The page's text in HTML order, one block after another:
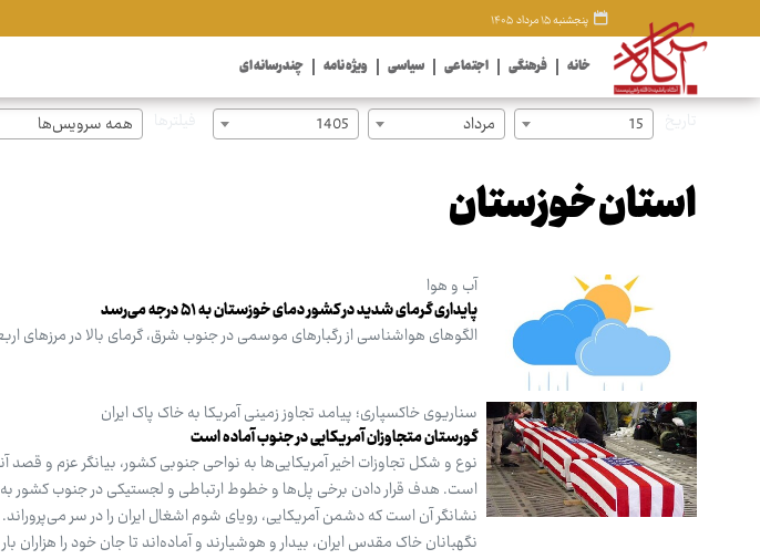
پنجشنبه ۱۵ مرداد ۱۴۰۵
خانه فرهنگی اجتماعی سیاسی ویژه نامه چندرسانه ای
15 مرداد 1405 همه سرویس‌ها
استان خوزستان
آب و هوا
پایداری گرمای شدید در کشور دمای خوزستان به ۵۱ درجه می‌رسد
الگوهای هواشناسی از رگبارهای موسمی در جنوب‌ شرق، گرمای بالا در مرزهای
سناریوی خاکسپاری؛ پیامد تجاوز زمینی آمریکا به خاک پاک ایران
گورستان متجاوزان آمریکایی در جنوب آماده است
نوع و شکل تجاوزات اخیر آمریکایی‌ها به نواحی جنوبی کشور، بیانگر عزم و قصد
است. هدف قرار دادن برخی پل‌ها و خطوط ارتباطی و لجستیکی در جنوب کشور
نشانگر آن است که دشمن آمریکایی، رویای شوم اشغال ایران را در سر
نگهبانان خاک مقدس ایران، بیدار و هوشیارند و آماده‌اند تا جان خود را هزاران